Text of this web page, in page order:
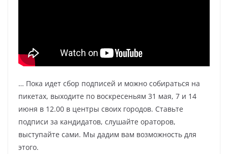
… Пока идет сбор подписей и можно собираться на
пикетах, выходите по воскресеньям 31 мая, 7 и 14
июня в 12.00 в центры своих городов. Ставьте
подписи за кандидатов, слушайте ораторов,
выступайте сами. Мы дадим вам возможность для
этого.